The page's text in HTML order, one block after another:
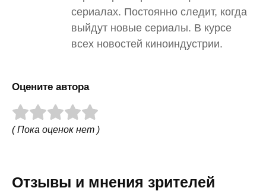
сериалах. Постоянно следит, когда
выйдут новые сериалы. В курсе
всех новостей киноиндустрии.
Оцените автора
( Пока оценок нет )
Отзывы и мнения зрителей